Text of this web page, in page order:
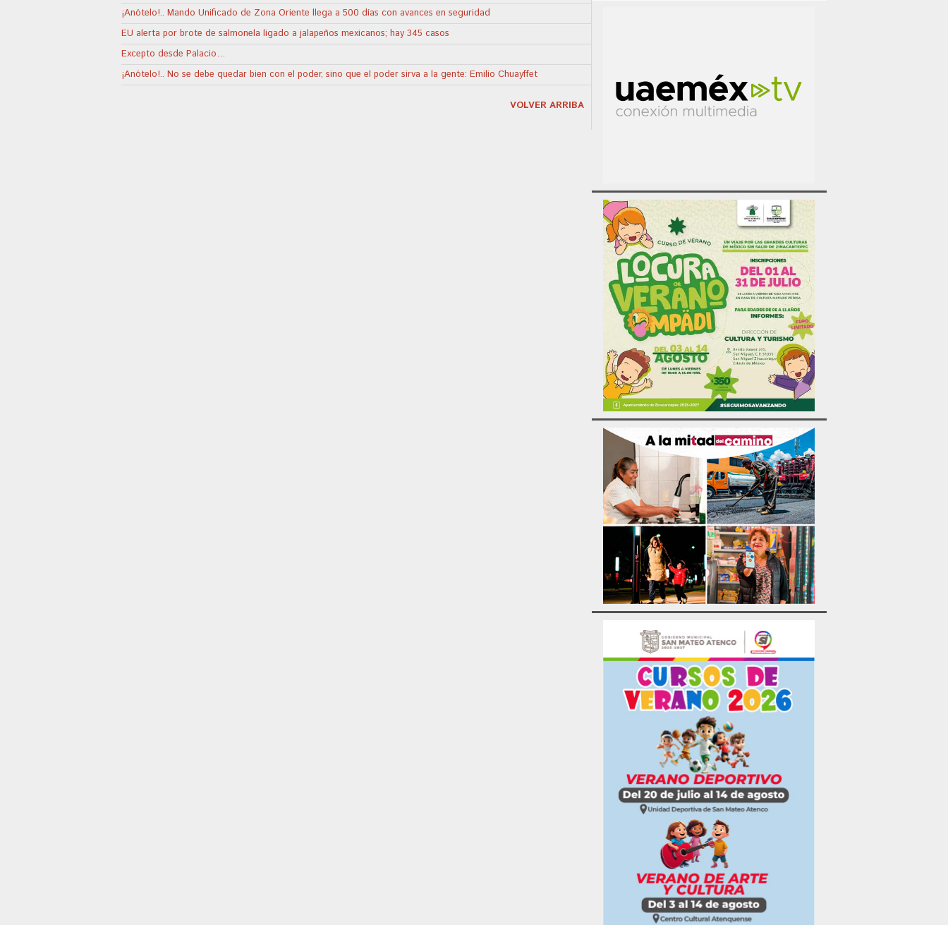
¡Anótelo!.. Mando Unificado de Zona Oriente llega a 500 días con avances en seguridad
EU alerta por brote de salmonela ligado a jalapeños mexicanos; hay 345 casos
Excepto desde Palacio…
¡Anótelo!.. No se debe quedar bien con el poder, sino que el poder sirva a la gente: Emilio Chuayffet
VOLVER ARRIBA